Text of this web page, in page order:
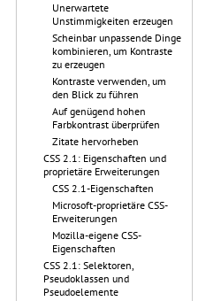
Unerwartete
Unstimmigkeiten erzeugen
Scheinbar unpassende Dinge
kombinieren, um Kontraste
zu erzeugen
Kontraste verwenden, um
den Blick zu führen
Auf genügend hohen
Farbkontrast überprüfen
Zitate hervorheben
CSS 2.1: Eigenschaften und
proprietäre Erweiterungen
CSS 2.1-Eigenschaften
Microsoft-proprietäre CSS-
Erweiterungen
Mozilla-eigene CSS-
Eigenschaften
CSS 2.1: Selektoren,
Pseudoklassen und
Pseudoelemente